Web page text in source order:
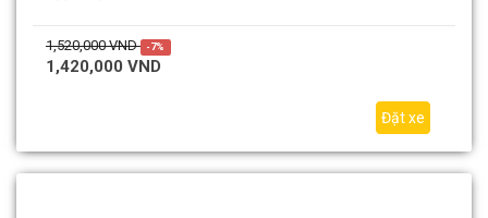
1,520,000 VND -7%
1,420,000 VND
Đặt xe